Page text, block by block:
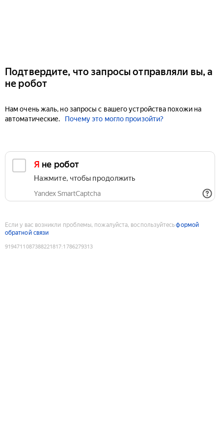
Подтвердите, что запросы отправляли вы, а
не робот
Нам очень жаль, но запросы с вашего устройства похожи на
автоматические.
Почему это могло произойти?
Я не робот
Нажмите, чтобы продолжить
Yandex SmartCaptcha
Если у вас возникли проблемы, пожалуйста, воспользуйтесьформой
обратной связи
9194711087388221817:1786279313